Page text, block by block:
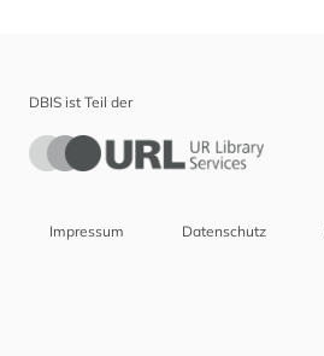
DBIS ist Teil der
Impressum Datenschutz